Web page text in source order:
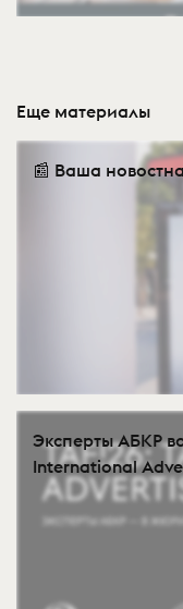
Еще материалы
📰 Ваша
Эксперты АБКР
International